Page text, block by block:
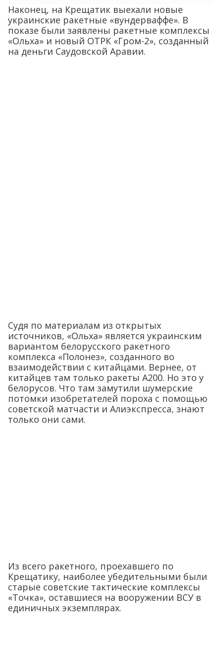
Наконец, на Крещатик выехали новые
украинские ракетные «вундерваффе». В
показе были заявлены ракетные комплексы
«Ольха» и новый ОТРК «Гром-2», созданный
на деньги Саудовской Аравии.
Судя по материалам из открытых
источников, «Ольха» является украинским
вариантом белорусского ракетного
комплекса «Полонез», созданного во
взаимодействии с китайцами. Вернее, от
китайцев там только ракеты А200. Но это у
белорусов. Что там замутили шумерские
потомки изобретателей пороха с помощью
советской матчасти и Алиэкспресса, знают
только они сами.
Из всего ракетного, проехавшего по
Крещатику, наиболее убедительными были
старые советские тактические комплексы
«Точка», оставшиеся на вооружении ВСУ в
единичных экземплярах.